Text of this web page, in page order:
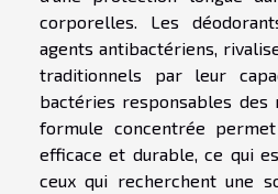
corporelles. Les
agents antibactériens,
traditionnels par leur
bactéries responsables des
formule concentrée
efficace et durable, ce qui
ceux qui recherchent une